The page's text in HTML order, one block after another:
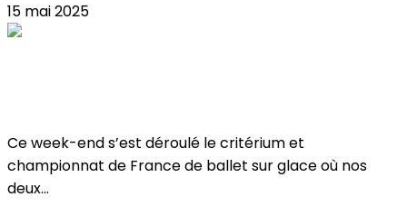
15 mai 2025
Ce week-end s’est déroulé le critérium et
championnat de France de ballet sur glace où nos
deux...